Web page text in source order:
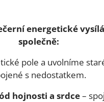
energetické
společně:
pole a uvolníme
s nedostatkem.
hojnosti a srdce–